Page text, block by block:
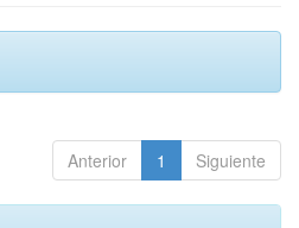
Anterior 1 Siguiente